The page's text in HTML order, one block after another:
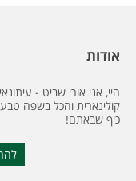
אודות
היי, אני אורי שביט -
קולינארית והכל בשפה
כיף שבאתם!